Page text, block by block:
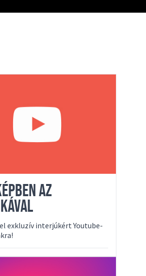
AZ
exkluzív interjúkért Youtube-